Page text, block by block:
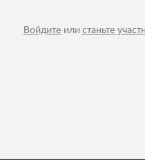
Войдите илистаньте